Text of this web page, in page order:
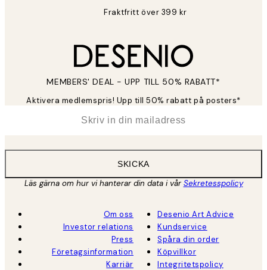
Fraktfritt över 399 kr
MEMBERS' DEAL - UPP TILL 50% RABATT*
Aktivera medlemspris! Upp till 50% rabatt på posters*
SKICKA
Läs gärna om hur vi hanterar din data i vårSekretesspolicy
Om oss
Investor relations
Press
Företagsinformation
Karriär
Desenio Art Advice
Kundservice
Spåra din order
Köpvillkor
Integritetspolicy